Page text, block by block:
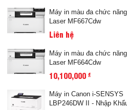
Máy in màu đa chức
Laser MF667Cdw
Liên hệ
Máy in màu đa chức
Laser MF664Cdw
10,100,000 đ
Máy in Canon i-SENSYS
LBP246DW II - Nhập